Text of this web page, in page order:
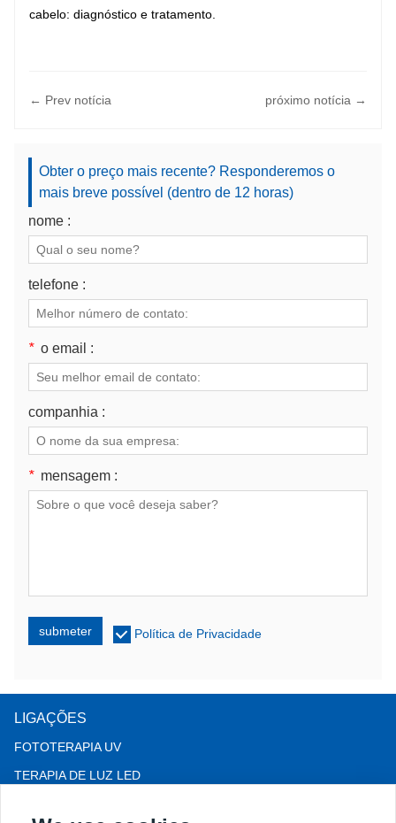
cabelo: diagnóstico e tratamento.
← Prev notícia próximo notícia →
Obter o preço mais recente? Responderemos o
mais breve possível (dentro de 12 horas)
nome :
telefone :
* o email :
companhia :
* mensagem :
submeter Política de Privacidade
LIGAÇÕES
FOTOTERAPIA UV
TERAPIA DE LUZ LED